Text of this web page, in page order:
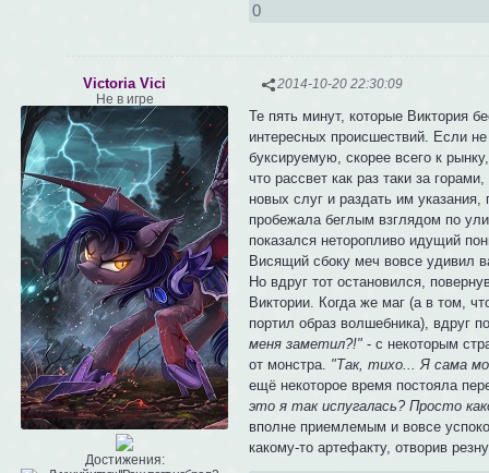
0
2014-10-20 22:30:09
Victoria Vici
Не в игре
Достижения:
Те пять минут, которые Виктория
интересных происшествий. Если
буксируемую, скорее всего к
что рассвет как раз таки за
новых слуг и раздать им
пробежала беглым взглядом по
показался неторопливо идущий
Висящий сбоку меч вовсе удивил
Но вдруг тот остановился,
Виктории. Когда же маг (а в том,
портил образ волшебника), вдруг
меня заметил?!" - с некоторым
от монстра. "Так, тихо... Я сама
ещё некоторое время постояла
это я так испугалась? Просто
вполне приемлемым и вовсе
какому-то артефакту, отворив